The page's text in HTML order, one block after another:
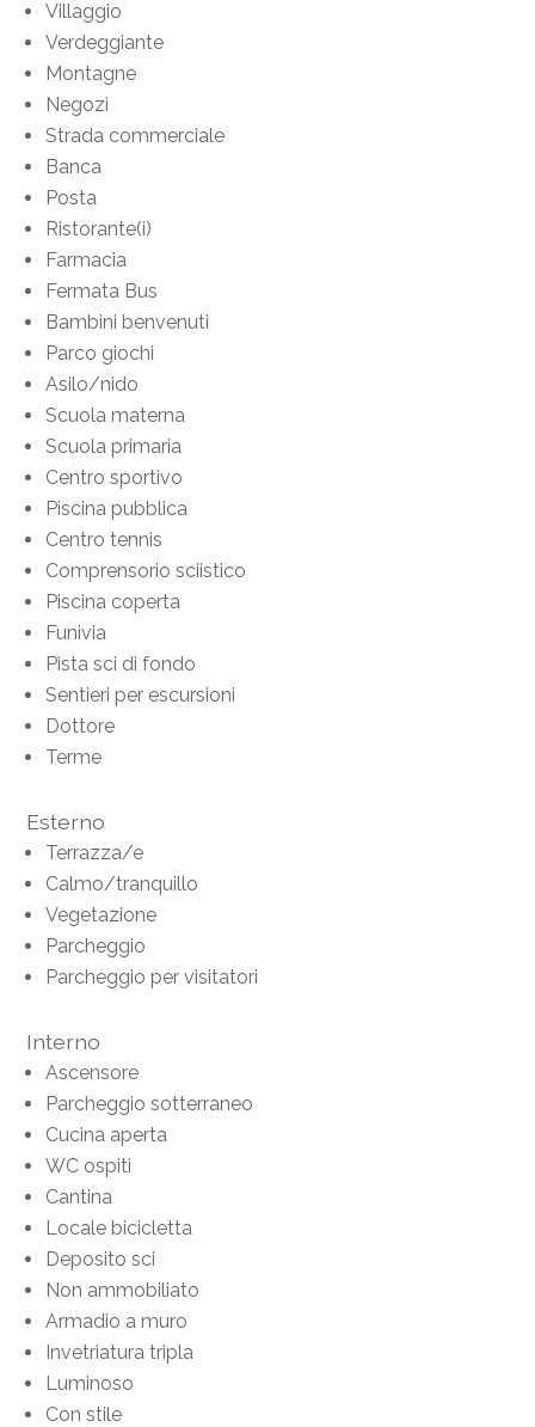
Villaggio
Verdeggiante
Montagne
Negozi
Strada commerciale
Banca
Posta
Ristorante(i)
Farmacia
Fermata Bus
Bambini benvenuti
Parco giochi
Asilo/nido
Scuola materna
Scuola primaria
Centro sportivo
Piscina pubblica
Centro tennis
Comprensorio sciistico
Piscina coperta
Funivia
Pista sci di fondo
Sentieri per escursioni
Dottore
Terme
Esterno
Terrazza/e
Calmo/tranquillo
Vegetazione
Parcheggio
Parcheggio per visitatori
Interno
Ascensore
Parcheggio sotterraneo
Cucina aperta
WC ospiti
Cantina
Locale bicicletta
Deposito sci
Non ammobiliato
Armadio a muro
Invetriatura tripla
Luminoso
Con stile